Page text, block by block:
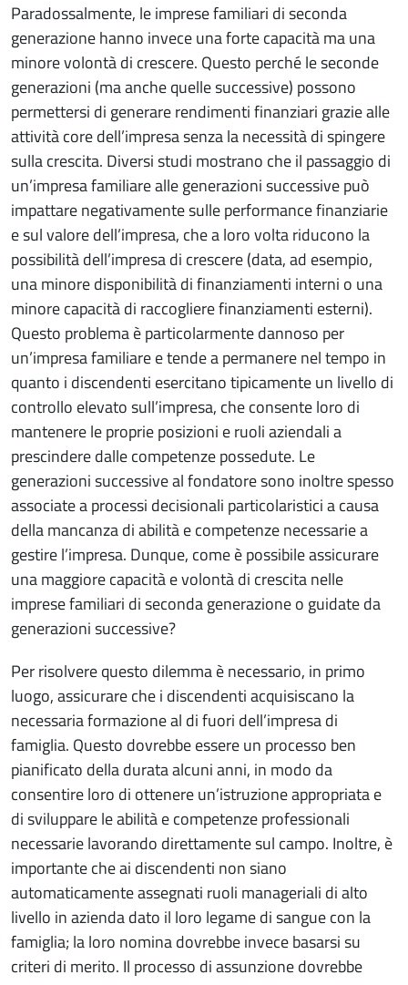
Paradossalmente, le imprese familiari di seconda
generazione hanno invece una forte capacità ma una
minore volontà di crescere. Questo perché le seconde
generazioni (ma anche quelle successive) possono
permettersi di generare rendimenti finanziari grazie alle
attività core dell’impresa senza la necessità di spingere
sulla crescita. Diversi studi mostrano che il passaggio di
un’impresa familiare alle generazioni successive può
impattare negativamente sulle performance finanziarie
e sul valore dell’impresa, che a loro volta riducono la
possibilità dell’impresa di crescere (data, ad esempio,
una minore disponibilità di finanziamenti interni o una
minore capacità di raccogliere finanziamenti esterni).
Questo problema è particolarmente dannoso per
un’impresa familiare e tende a permanere nel tempo in
quanto i discendenti esercitano tipicamente un livello di
controllo elevato sull’impresa, che consente loro di
mantenere le proprie posizioni e ruoli aziendali a
prescindere dalle competenze possedute. Le
generazioni successive al fondatore sono inoltre spesso
associate a processi decisionali particolaristici a causa
della mancanza di abilità e competenze necessarie a
gestire l’impresa. Dunque, come è possibile assicurare
una maggiore capacità e volontà di crescita nelle
imprese familiari di seconda generazione o guidate da
generazioni successive?
Per risolvere questo dilemma è necessario, in primo
luogo, assicurare che i discendenti acquisiscano la
necessaria formazione al di fuori dell’impresa di
famiglia. Questo dovrebbe essere un processo ben
pianificato della durata alcuni anni, in modo da
consentire loro di ottenere un’istruzione appropriata e
di sviluppare le abilità e competenze professionali
necessarie lavorando direttamente sul campo. Inoltre, è
importante che ai discendenti non siano
automaticamente assegnati ruoli manageriali di alto
livello in azienda dato il loro legame di sangue con la
famiglia; la loro nomina dovrebbe invece basarsi su
criteri di merito. Il processo di assunzione dovrebbe